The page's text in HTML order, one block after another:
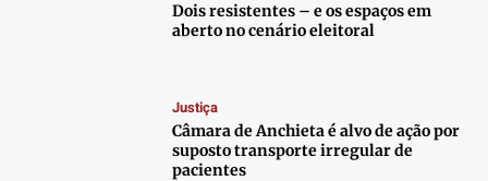
Dois resistentes – e os espaços em
aberto no cenário eleitoral
Justiça
Câmara de Anchieta é alvo de ação por
suposto transporte irregular de
pacientes